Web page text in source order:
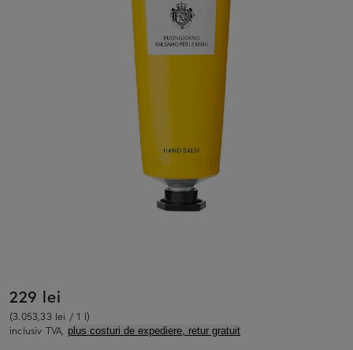
229 lei
(3.053,33 lei / 1 l)
inclusiv TVA, plus costuri de expediere, retur gratuit